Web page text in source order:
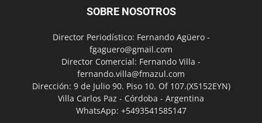
SOBRE NOSOTROS
Director Periodístico: Fernando Agüero -
fgaguero@gmail.com
Director Comercial: Fernando Villa -
fernando.villa@fmazul.com
Dirección: 9 de Julio 90. Piso 10. Of 107.(X5152EYN)
Villa Carlos Paz - Córdoba - Argentina
WhatsApp: +5493541585147